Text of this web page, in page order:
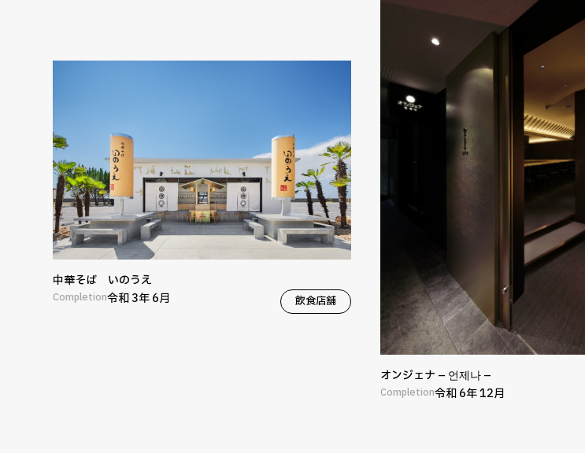
中華そば いのうえ
Completion令和 3年 6月 飲食店舗
オンジェナ – 언제나 –
Completion令和 6年 12月